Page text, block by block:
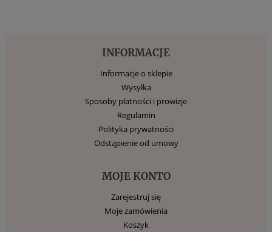
INFORMACJE
Informacje o sklepie
Wysyłka
Sposoby płatności i prowizje
Regulamin
Polityka prywatności
Odstąpienie od umowy
MOJE KONTO
Zarejestruj się
Moje zamówienia
Koszyk